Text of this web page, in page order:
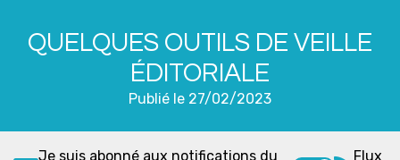
QUELQUES OUTILS DE VEILLE
ÉDITORIALE
Publié le 27/02/2023
Je suis abonné aux notifications du
Flux